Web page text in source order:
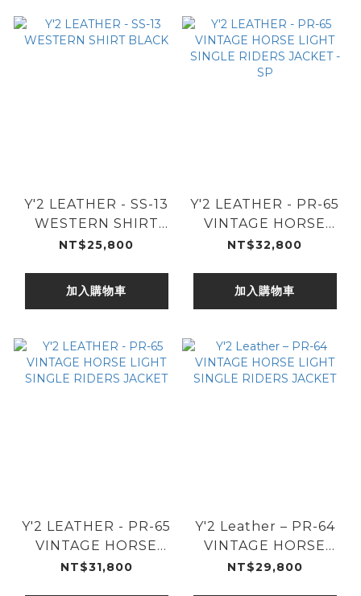
Y'2 LEATHER - SS-13
WESTERN SHIRT
BLACK
NT$25,800
加入購物車
Y'2 LEATHER - PR-65
VINTAGE HORSE
LIGHT SINGLE
NT$32,800
加入購物車
Y'2 LEATHER - PR-65
VINTAGE HORSE
LIGHT SINGLE
NT$31,800
Y'2 Leather – PR-64
VINTAGE HORSE
LIGHT SINGLE
NT$29,800